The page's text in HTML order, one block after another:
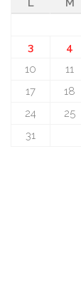
L
M
3
4
10
11
17
18
24
25
31